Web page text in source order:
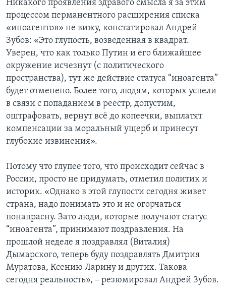
Никакого проявления здравого смысла я за этим
процессом перманентного расширения списка
«иноагентов» не вижу, констатировал Андрей
Зубов: «Это глупость, возведенная в квадрат.
Уверен, что как только Путин и его ближайшее
окружение исчезнут (с политического
пространства), тут же действие статуса “иноагента”
будет отменено. Более того, людям, которых успели
в связи с попаданием в реестр, допустим,
оштрафовать, вернут всё до копеечки, выплатят
компенсации за моральный ущерб и принесут
глубокие извинения».
Потому что глупее того, что происходит сейчас в
России, просто не придумать, отметил политик и
историк. «Однако в этой глупости сегодня живет
страна, надо понимать это и не огорчаться
понапрасну. Зато люди, которые получают статус
“иноагента”, принимают поздравления. На
прошлой неделе я поздравлял (Виталия)
Дымарского, теперь буду поздравлять Дмитрия
Муратова, Ксению Ларину и других. Такова
сегодня реальность», – резюмировал Андрей Зубов.